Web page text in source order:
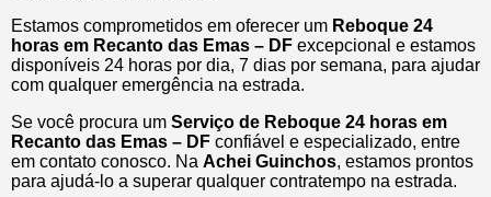
Estamos comprometidos em oferecer um Reboque 24
horas em Recanto das Emas – DF excepcional e estamos
disponíveis 24 horas por dia, 7 dias por semana, para ajudar
com qualquer emergência na estrada.
Se você procura um Serviço de Reboque 24 horas em
Recanto das Emas – DF confiável e especializado, entre
em contato conosco. Na Achei Guinchos, estamos prontos
para ajudá-lo a superar qualquer contratempo na estrada.